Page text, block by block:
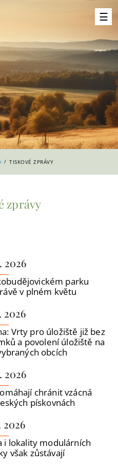
/ TISKOVÉ ZPRÁVY
zprávy
2026
parku
v plném květu
2026
Vrty pro úložiště již bez
a povolení úložiště na
obcích
2026
chránit vzácná
pískovnách
2026
i lokality modulárních
však zůstávají